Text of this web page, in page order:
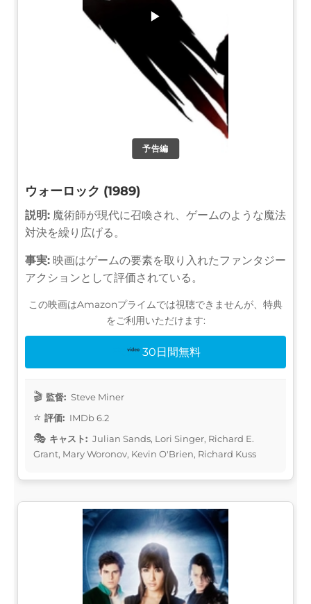
予告編
▶
ウォーロック (1989)
説明: 魔術師が現代に召喚され、ゲームのような魔法
対決を繰り広げる。
事実: 映画はゲームの要素を取り入れたファンタジー
アクションとして評価されている。
この映画はAmazonプライムでは視聴できませんが、特典
をご利用いただけます:
30日間無料
監督: Steve Miner
評価: IMDb 6.2
キャスト: Julian Sands, Lori Singer, Richard E.
Grant, Mary Woronov, Kevin O'Brien, Richard Kuss